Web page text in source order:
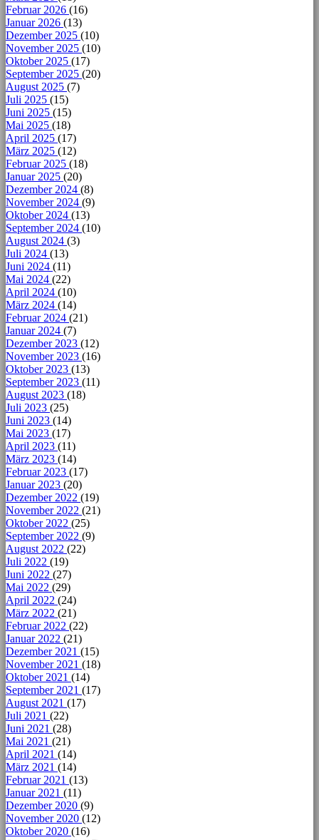
Februar 2026 (16)
Januar 2026 (13)
Dezember 2025 (10)
November 2025 (10)
Oktober 2025 (17)
September 2025 (20)
August 2025 (7)
Juli 2025 (15)
Juni 2025 (15)
Mai 2025 (18)
April 2025 (17)
März 2025 (12)
Februar 2025 (18)
Januar 2025 (20)
Dezember 2024 (8)
November 2024 (9)
Oktober 2024 (13)
September 2024 (10)
August 2024 (3)
Juli 2024 (13)
Juni 2024 (11)
Mai 2024 (22)
April 2024 (10)
März 2024 (14)
Februar 2024 (21)
Januar 2024 (7)
Dezember 2023 (12)
November 2023 (16)
Oktober 2023 (13)
September 2023 (11)
August 2023 (18)
Juli 2023 (25)
Juni 2023 (14)
Mai 2023 (17)
April 2023 (11)
März 2023 (14)
Februar 2023 (17)
Januar 2023 (20)
Dezember 2022 (19)
November 2022 (21)
Oktober 2022 (25)
September 2022 (9)
August 2022 (22)
Juli 2022 (19)
Juni 2022 (27)
Mai 2022 (29)
April 2022 (24)
März 2022 (21)
Februar 2022 (22)
Januar 2022 (21)
Dezember 2021 (15)
November 2021 (18)
Oktober 2021 (14)
September 2021 (17)
August 2021 (17)
Juli 2021 (22)
Juni 2021 (28)
Mai 2021 (21)
April 2021 (14)
März 2021 (14)
Februar 2021 (13)
Januar 2021 (11)
Dezember 2020 (9)
November 2020 (12)
Oktober 2020 (16)